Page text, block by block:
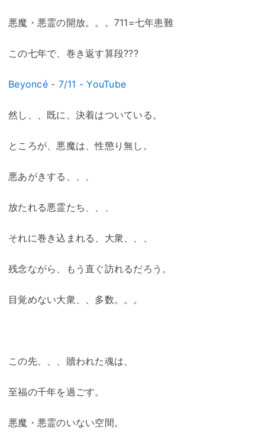
悪魔・悪霊の開放。。。711=七年患難
この七年で、巻き返す算段???
Beyoncé - 7/11 - YouTube
然し、、既に、決着はついている。
ところが、悪魔は、性懲り無し。
悪あがきする、、、
放たれる悪霊たち、、、
それに巻き込まれる、大衆、、、
残念ながら、もう直ぐ訪れるだろう。
目覚めない大衆、、多数。。。
この先、、、贖われた魂は、
至福の千年を過ごす。
悪魔・悪霊のいない空間。